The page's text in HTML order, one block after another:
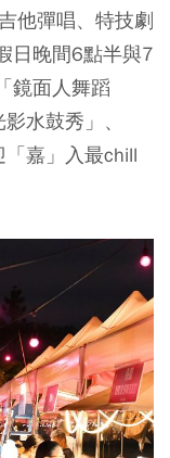
他彈唱、特技劇
日晚間6點半與7
鏡面人舞蹈
水鼓秀」、
「嘉」入最chill